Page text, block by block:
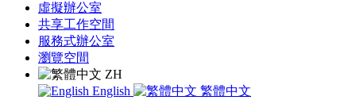
虛擬辦公室
共享工作空間
服務式辦公室
瀏覽空間
ZH
English
繁體中文